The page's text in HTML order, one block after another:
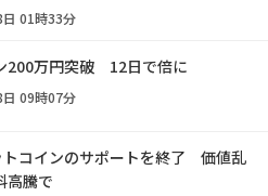
01時33分
200万円突破 12日で倍に
09時07分
トコインのサポートを終了 価値乱
高騰で